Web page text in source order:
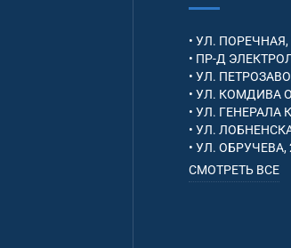
• УЛ. ПОРЕЧНАЯ,
• ПР-Д
• УЛ.
• УЛ. КОМДИВА
• УЛ. ГЕНЕРАЛА
• УЛ.
• УЛ. ОБРУЧЕВА,
СМОТРЕТЬ ВСЕ